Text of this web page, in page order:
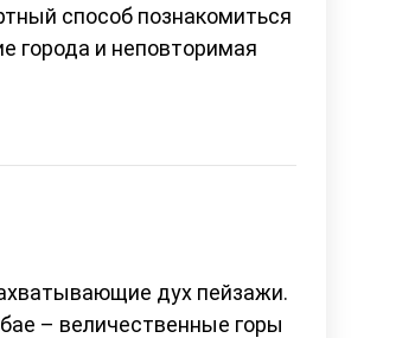
способ познакомиться
города и неповторимая
дух пейзажи.
– величественные горы